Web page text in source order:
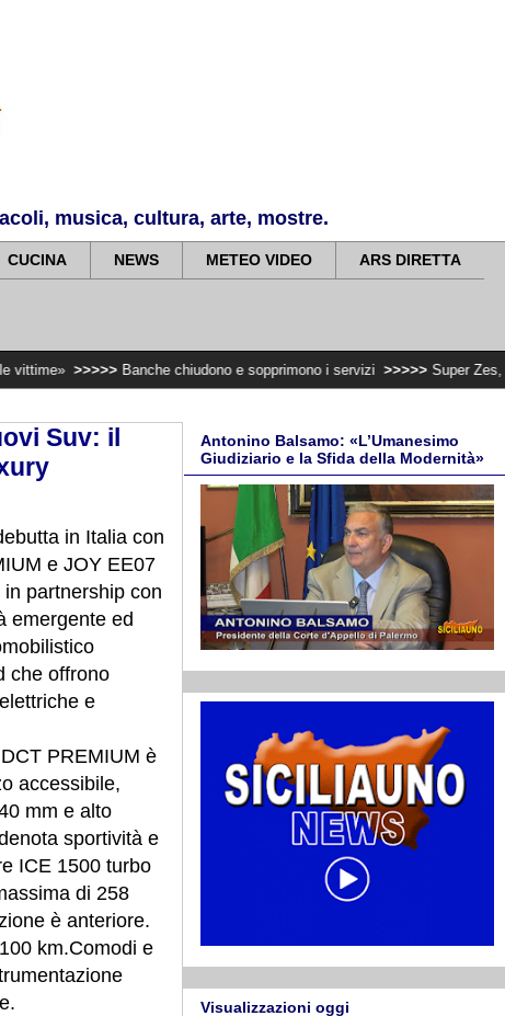
musica, cultura, arte, mostre.
CUCINA NEWS METEO VIDEO ARS DIRETTA
Banche chiudono e sopprimono i servizi >>>>> Super Zes, governo
Suv: il
in Italia con
e JOY EE07
partnership con
emergente ed
che offrono
e
PREMIUM è
accessibile,
mm e alto
sportività e
ICE 1500 turbo
di 258
è anteriore.
km.Comodi e
Antonino Balsamo: «L’Umanesimo
Giudiziario e la Sfida della Modernità»
Visualizzazioni oggi